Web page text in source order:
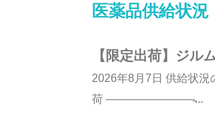
医薬品供給状況
【限定出荷】ジル
2026年8月7日 供給状況
荷 ————————̵...